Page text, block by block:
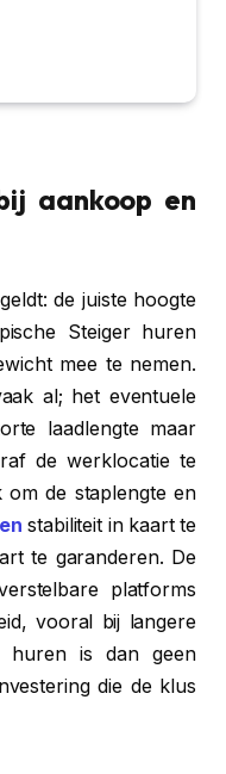
aankoop en
de juiste hoogte
Steiger huren
mee te nemen.
al; het eventuele
laadlengte maar
de werklocatie te
om de staplengte en
stabiliteit in kaart te
te garanderen. De
platforms
vooral bij langere
huren is dan geen
die de klus